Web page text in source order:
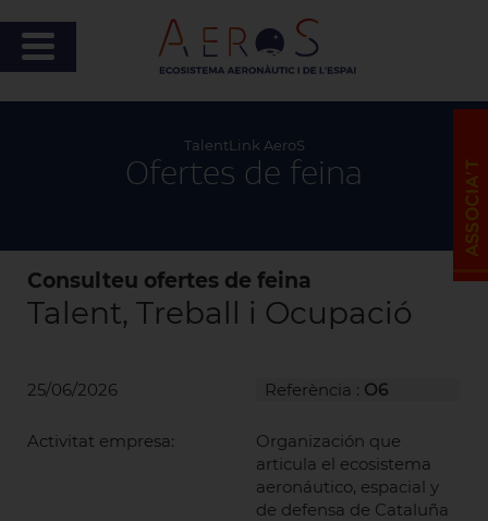
TalentLink AeroS
Ofertes de feina
Consulteu ofertes de feina
Talent, Treball i Ocupació
25/06/2026 Referència : O6
Activitat empresa:
Organización que
articula el ecosistema
aeronáutico, espacial y
de defensa de Cataluña